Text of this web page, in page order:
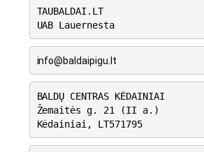
TAUBALDAI.LT
UAB Lauernesta
info@baldaipigu.lt
BALDŲ CENTRAS KĖDAINIAI
Žemaitės g. 21 (II a.)
Kėdainiai, LT571795